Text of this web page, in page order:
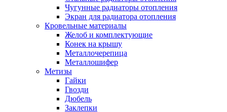
Чугунные радиаторы отопления
Экран для радиатора отопления
Кровельные материалы
Желоб и комплектующие
Конек на крышу
Металлочерепица
Металлошифер
Метизы
Гайки
Гвозди
Дюбель
Заклепки